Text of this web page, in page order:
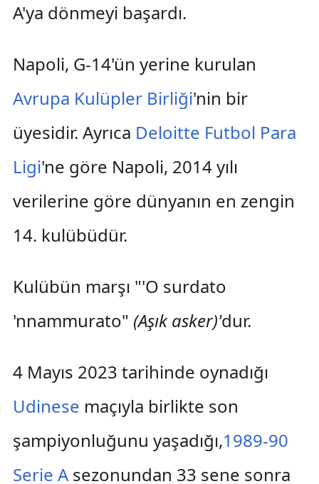
A'ya dönmeyi başardı.
Napoli, G-14'ün yerine kurulan
Avrupa Kulüpler Birliği'nin bir
üyesidir. Ayrıca Deloitte Futbol Para
Ligi'ne göre Napoli, 2014 yılı
verilerine göre dünyanın en zengin
14. kulübüdür.
Kulübün marşı "'O surdato
'nnammurato" (Aşık asker)'dur.
4 Mayıs 2023 tarihinde oynadığı
Udinese maçıyla birlikte son
şampiyonluğunu yaşadığı,1989-90
Serie Asezonundan 33 sene sonra